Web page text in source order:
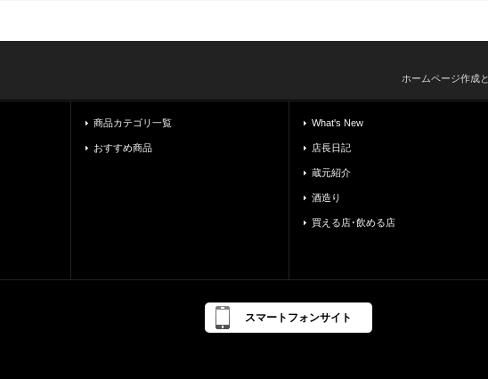
ホームページ作成
商品カテゴリ一覧
おすすめ商品
What's New
店長日記
蔵元紹介
酒造り
買える店･飲める店
スマートフォンサイト